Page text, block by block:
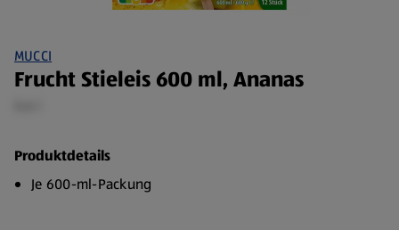
MUCCI
Frucht Stieleis 600 ml, Ananas
Produktdetails
Je 600-ml-Packung